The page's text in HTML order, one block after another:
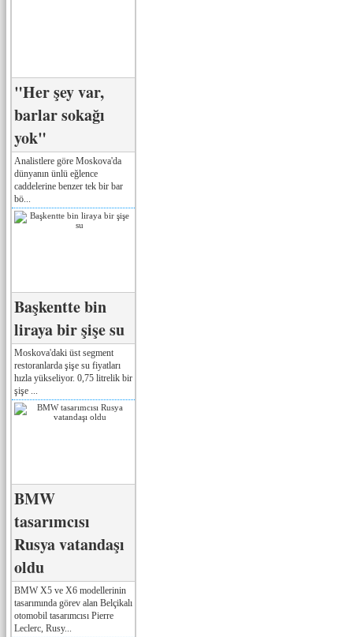
"Her şey var,
barlar sokağı
yok"
Analistlere göre Moskova'da
dünyanın ünlü eğlence
caddelerine benzer tek bir bar
bö...
Başkentte bin
liraya bir şişe su
Moskova'daki üst segment
restoranlarda şişe su fiyatları
hızla yükseliyor. 0,75 litrelik bir
şişe ...
BMW
tasarımcısı
Rusya vatandaşı
oldu
BMW X5 ve X6 modellerinin
tasarımında görev alan Belçikalı
otomobil tasarımcısı Pierre
Leclerc, Rusy...